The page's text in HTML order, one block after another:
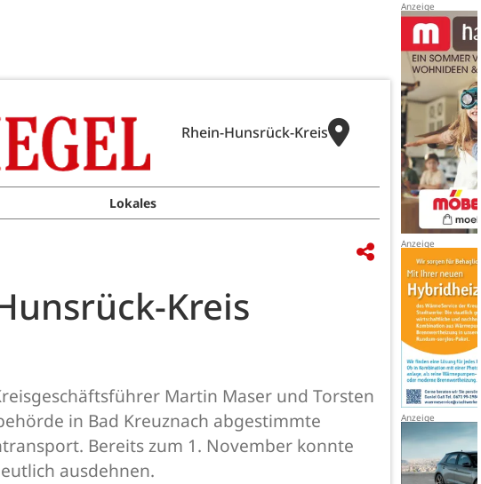
Rhein-Hunsrück-Kreis
Lokales
Kreis
Martin Maser und Torsten
in Bad Kreuznach abgestimmte
Bereits zum 1. November konnte
ausdehnen.